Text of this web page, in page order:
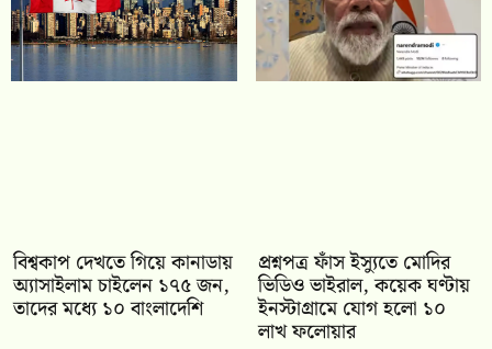
বিশ্বকাপ দেখতে গিয়ে কানাডায়
অ্যাসাইলাম চাইলেন ১৭৫ জন,
তাদের মধ্যে ১০ বাংলাদেশি
প্রশ্নপত্র ফাঁস ইস্যুতে মোদির
ভিডিও ভাইরাল, কয়েক ঘণ্টায়
ইনস্টাগ্রামে যোগ হলো ১০
লাখ ফলোয়ার